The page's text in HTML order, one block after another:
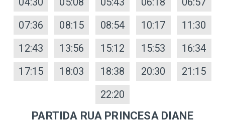
07:36
08:15 08:54 10:17
11:30
12:43
13:56 15:12 15:53
16:34
17:15
18:03 18:38 20:30
21:15
22:20
PARTIDA RUA PRINCESA DIANE